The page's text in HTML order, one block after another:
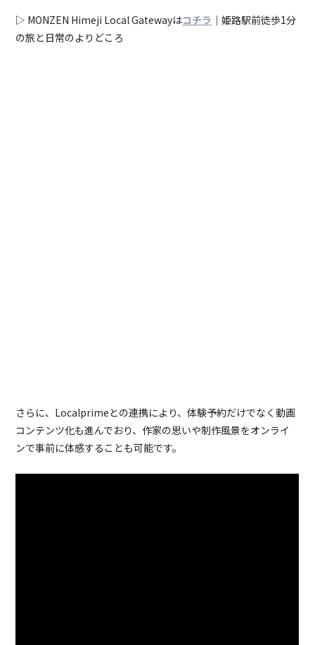
▷ MONZEN Himeji Local Gatewayはコチラ ｜姫路駅前徒歩1分
の旅と日常のよりどころ
さらに、Localprimeとの連携により、体験予約だけでなく動画
コンテンツ化も進んでおり、作家の思いや制作風景をオンライ
ンで事前に体感することも可能です。